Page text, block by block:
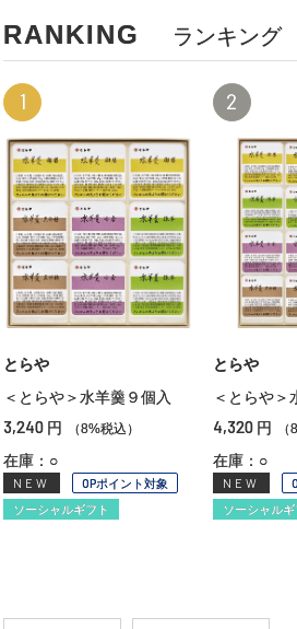
RANKING ランキング
1
とらや
＜とらや＞水羊羹９個入
3,240 円 （8%税込）
在庫：○
NEW
OPポイント対象
ソーシャルギフト
2
とらや
＜とらや＞
4,320 円
在庫：○
NEW
ソーシャルギ